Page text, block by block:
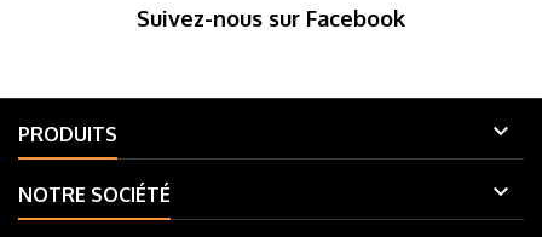
Suivez-nous sur Facebook
PRODUITS 
NOTRE SOCIÉTÉ 